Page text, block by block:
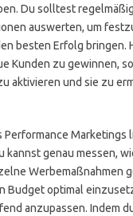
Du solltest
auswerten, um
besten Erfolg bringen.
Kunden zu gewinnen,
aktivieren und sie zu
Performance Marketings
kannst genau messen,
Werbemaßnahmen
Budget optimal
anzupassen. Indem